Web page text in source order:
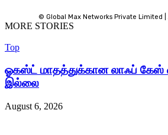
© Global Max Networks Private Limited |
MORE STORIES
Top
ஓகஸ்ட் மாதத்துக்கான லாஃப் கேஸ்
இல்லை
August 6, 2026